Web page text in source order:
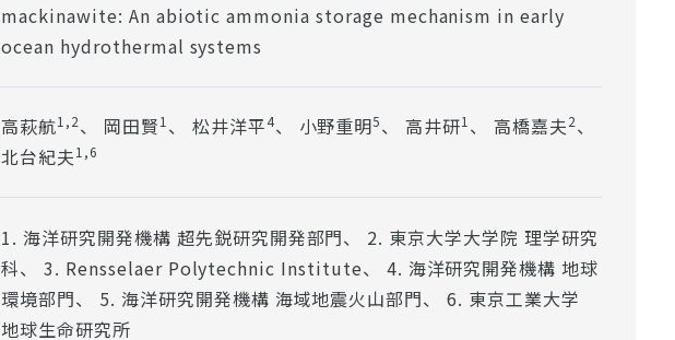
mackinawite: An abiotic ammonia storage mechanism in early
ocean hydrothermal systems
高萩航1,2、 岡田賢1 、 松井洋平4、 小野重明5、 高井研1 、 高橋嘉夫2、
北台紀夫1,6
1. 海洋研究開発機構 超先鋭研究開発部門、 2. 東京大学大学院 理学研究
科、 3. Rensselaer Polytechnic Institute、 4. 海洋研究開発機構 地球
環境部門、 5. 海洋研究開発機構 海域地震火山部門、 6. 東京工業大学
地球生命研究所